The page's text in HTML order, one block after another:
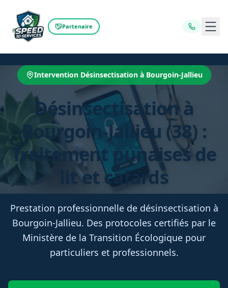
Partenaire
Intervention Désinsectisation à Bourgoin-Jallieu
Désinsectisation à
Bourgoin-Jallieu (38) :
Traitement punaises de
lit et cafards
Prestation professionnelle de désinsectisation à
Bourgoin-Jallieu. Des protocoles certifiés par le
Ministère de la Transition Écologique pour
particuliers et professionnels.